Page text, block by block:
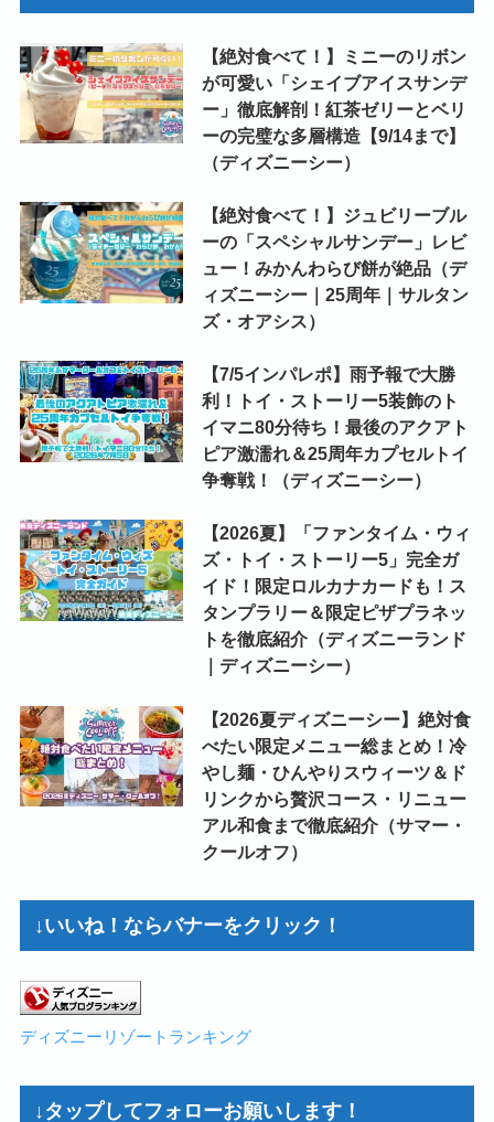
【絶対食べて！】ミニーのリボン
が可愛い「シェイブアイスサンデ
ー」徹底解剖！紅茶ゼリーとベリ
ーの完璧な多層構造【9/14まで】
（ディズニーシー）
【絶対食べて！】ジュビリーブル
ーの「スペシャルサンデー」レビ
ュー！みかんわらび餅が絶品（デ
ィズニーシー｜25周年｜サルタン
ズ・オアシス）
【7/5インパレポ】雨予報で大勝
利！トイ・ストーリー5装飾のト
イマニ80分待ち！最後のアクアト
ピア激濡れ＆25周年カプセルトイ
争奪戦！（ディズニーシー）
【2026夏】「ファンタイム・ウィ
ズ・トイ・ストーリー5」完全ガ
イド！限定ロルカナカードも！ス
タンプラリー＆限定ピザプラネッ
トを徹底紹介（ディズニーランド
｜ディズニーシー）
【2026夏ディズニーシー】絶対食
べたい限定メニュー総まとめ！冷
やし麺・ひんやりスウィーツ＆ド
リンクから贅沢コース・リニュー
アル和食まで徹底紹介（サマー・
クールオフ）
↓いいね！ならバナーをクリック！
ディズニーリゾートランキング
↓タップしてフォローお願いします！